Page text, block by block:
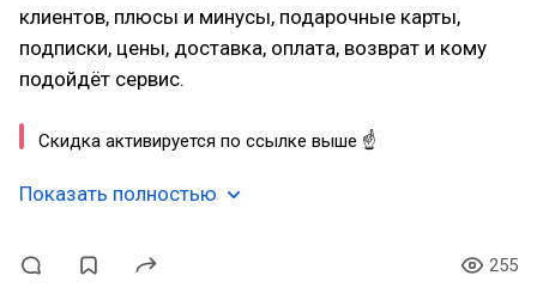
клиентов, плюсы и минусы, подарочные карты,
подписки, цены, доставка, оплата, возврат и кому
подойдёт сервис.
Скидка активируется по ссылке выше ☝
Показать полностью
255